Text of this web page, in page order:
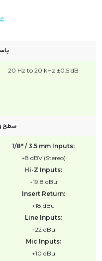
20 Hz to 20 kHz ±0.5 dB
سطح
1/8" / 3.5 mm Inputs:
+8 dBV (Stereo)
Hi-Z Inputs:
+19.8 dBu
Insert Return:
+18 dBu
Line Inputs:
+22 dBu
Mic Inputs:
+10 dBu